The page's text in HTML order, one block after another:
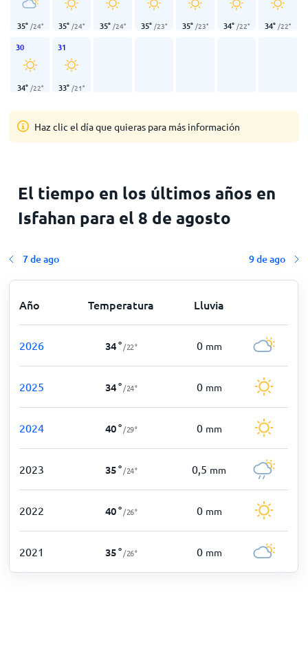
35° /24° 35° /24° 35° /24° 35° /23° 35° /23° 34° /22° 34° /22°
30
34° /22°
31
33° /21°
Haz clic el día que quieras para más información
El tiempo en los últimos años en
Isfahan para el 8 de agosto
7 de ago 9 de ago
Año Temperatura Lluvia
2026 34° /22° 0 mm
2025 34° /24° 0 mm
2024 40° /29° 0 mm
2023 35° /24° 0,5 mm
2022 40° /26° 0 mm
2021 35° /26° 0 mm